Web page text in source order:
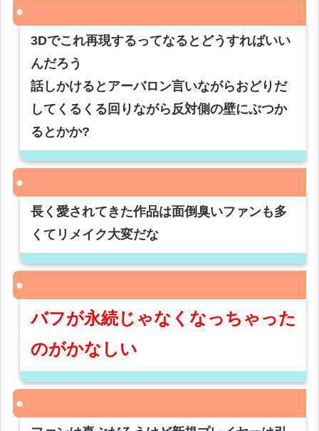
3Dでこれ再現するってなるとどうすればいい
んだろう
話しかけるとアーバロン言いながらおどりだ
してくるくる回りながら反対側の壁にぶつか
るとかか?
長く愛されてきた作品は面倒臭いファンも多
くてリメイク大変だな
バフが永続じゃなくなっちゃった
のがかなしい